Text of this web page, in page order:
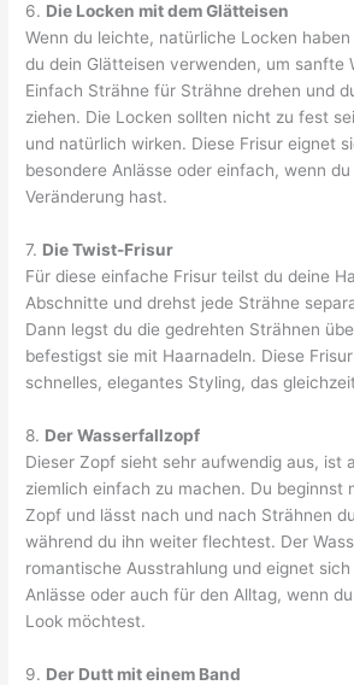
6. Die Locken mit dem Glätteisen
Wenn du leichte, natürliche Locken
du dein Glätteisen verwenden, um sanfte
Einfach Strähne für Strähne drehen und
ziehen. Die Locken sollten nicht zu fest
und natürlich wirken. Diese Frisur eignet
besondere Anlässe oder einfach, wenn
Veränderung hast.
7. Die Twist-Frisur
Für diese einfache Frisur teilst du deine
Abschnitte und drehst jede Strähne
Dann legst du die gedrehten Strähnen
befestigst sie mit Haarnadeln. Diese
schnelles, elegantes Styling, das
8. Der Wasserfallzopf
Dieser Zopf sieht sehr aufwendig aus, ist
ziemlich einfach zu machen. Du beginnst
Zopf und lässt nach und nach Strähnen
während du ihn weiter flechtest. Der
romantische Ausstrahlung und eignet
Anlässe oder auch für den Alltag, wenn
Look möchtest.
9. Der Dutt mit einem Band